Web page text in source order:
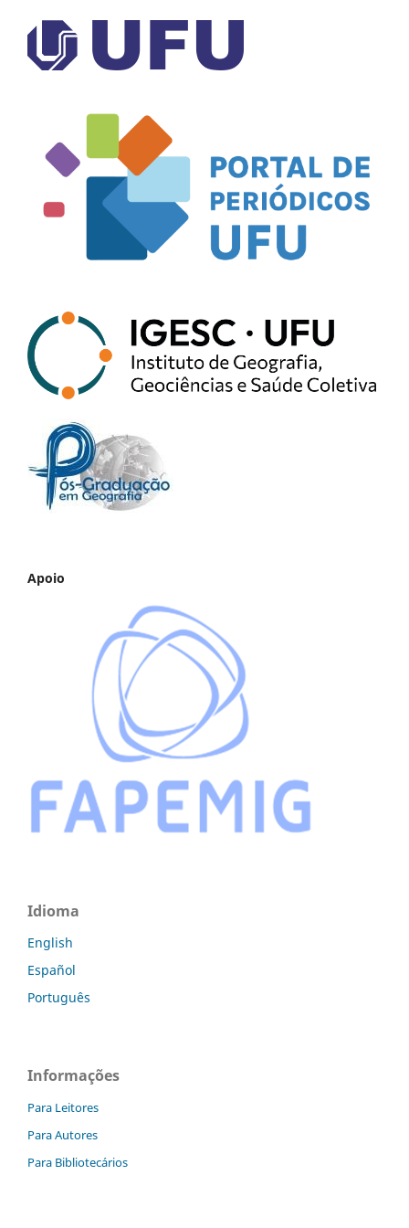
Apoio
Idioma
English
Español
Português
Informações
Para Leitores
Para Autores
Para Bibliotecários